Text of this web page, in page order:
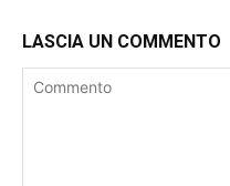
LASCIA UN COMMENTO